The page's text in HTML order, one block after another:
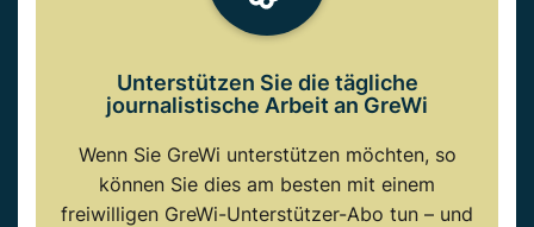
Unterstützen Sie die tägliche
journalistische Arbeit an GreWi
Wenn Sie GreWi unterstützen möchten, so
können Sie dies am besten mit einem
freiwilligen GreWi-Unterstützer-Abo tun – und